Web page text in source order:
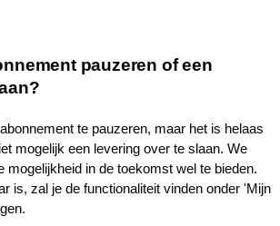
pauzeren of een
te pauzeren, maar het is helaas
mogelijk een levering over te slaan. We
mogelijkheid in de toekomst wel te bieden.
is, zal je de functionaliteit vinden onder 'Mijn